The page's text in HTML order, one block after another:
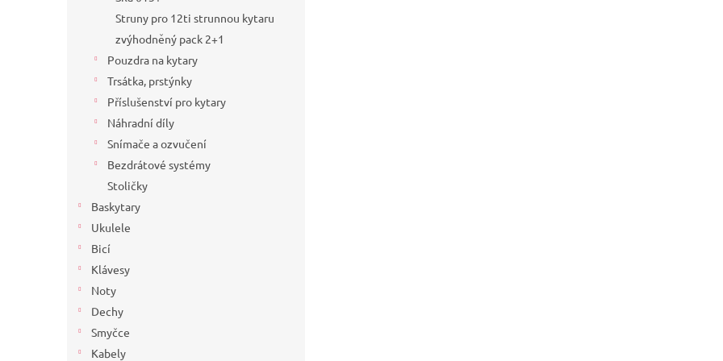
Struny pro 12ti strunnou kytaru
zvýhodněný pack 2+1
Pouzdra na kytary
Trsátka, prstýnky
Příslušenství pro kytary
Náhradní díly
Snímače a ozvučení
Bezdrátové systémy
Stoličky
Baskytary
Ukulele
Bicí
Klávesy
Noty
Dechy
Smyčce
Kabely